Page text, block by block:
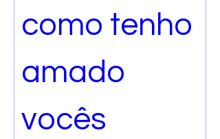
como tenho
amado
vocês